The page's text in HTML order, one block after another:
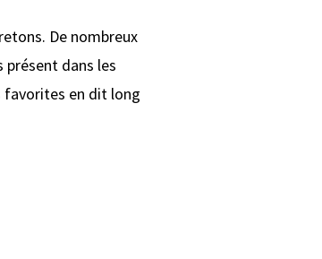
De nombreux
dans les
favorites en dit long